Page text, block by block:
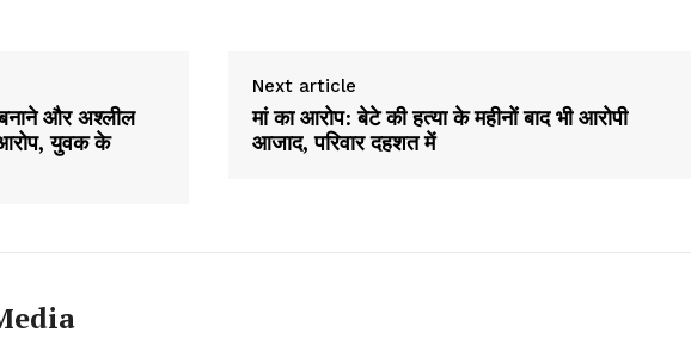
About
Contact us
और अश्लील
युवक के
Next article
मां का आरोप: बेटे की हत्या के महीनों बाद भी आरोपी
आजाद, परिवार दहशत में